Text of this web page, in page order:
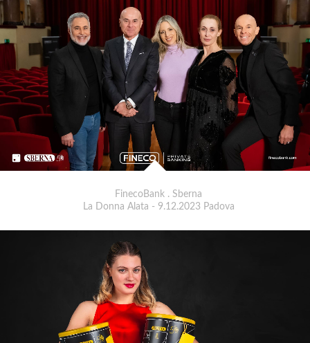
FinecoBank . Sberna
La Donna Alata - 9.12.2023 Padova